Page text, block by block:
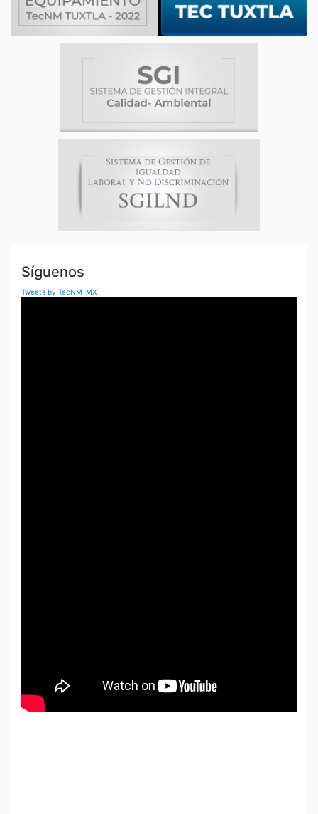
n
Síguenos
Tweets by TecNM_MX